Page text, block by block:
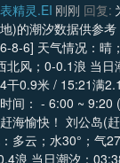
精灵.EI 刚刚 回复:
)的潮汐数据供参
8-6] 天气情况：晴
北风；0-0.1浪 当
干0.9米 / 15:21满
间： - 6:00 ~ 9:20
公岛(赶海圣地)[2026-8-7] 天气
多云；水30°；气
浪 当日潮汐：